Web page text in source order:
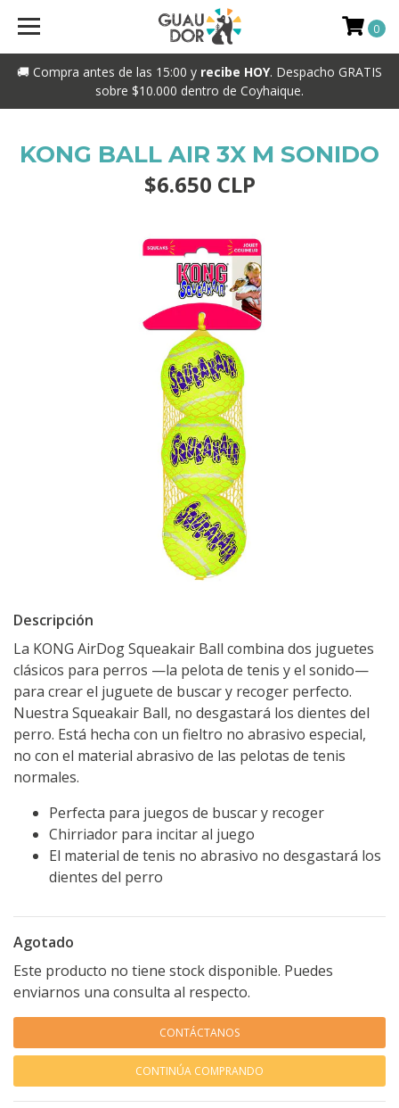
🚚 Compra antes de las 15:00 y recibe HOY. Despacho GRATIS
sobre $10.000 dentro de Coyhaique.
0
KONG BALL AIR 3X M SONIDO
$6.650 CLP
Descripción
La KONG AirDog Squeakair Ball combina dos juguetes
clásicos para perros —la pelota de tenis y el sonido—
para crear el juguete de buscar y recoger perfecto.
Nuestra Squeakair Ball, no desgastará los dientes del
perro. Está hecha con un fieltro no abrasivo especial,
no con el material abrasivo de las pelotas de tenis
normales.
Perfecta para juegos de buscar y recoger
Chirriador para incitar al juego
El material de tenis no abrasivo no desgastará los
dientes del perro
Agotado
Este producto no tiene stock disponible. Puedes
enviarnos una consulta al respecto.
CONTÁCTANOS
CONTINÚA COMPRANDO